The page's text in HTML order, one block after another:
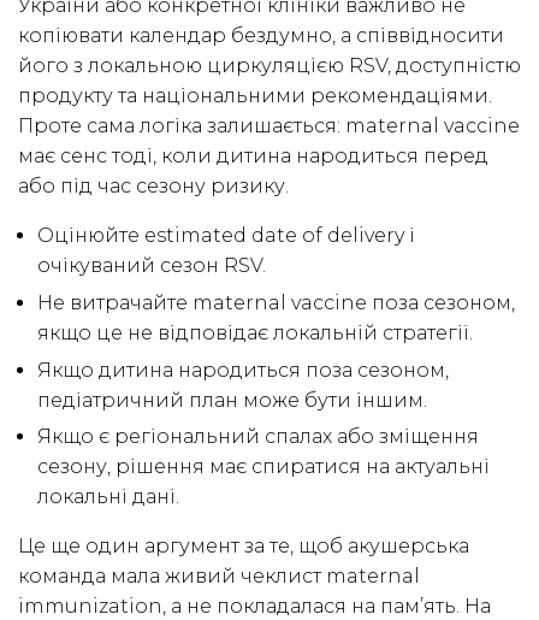
України або конкретної клініки важливо не
копіювати календар бездумно, а співвідносити
його з локальною циркуляцією RSV, доступністю
продукту та національними рекомендаціями.
Проте сама логіка залишається: maternal vaccine
має сенс тоді, коли дитина народиться перед
або під час сезону ризику.
Оцінюйте estimated date of delivery і
очікуваний сезон RSV.
Не витрачайте maternal vaccine поза сезоном,
якщо це не відповідає локальній стратегії.
Якщо дитина народиться поза сезоном,
педіатричний план може бути іншим.
Якщо є регіональний спалах або зміщення
сезону, рішення має спиратися на актуальні
локальні дані.
Це ще один аргумент за те, щоб акушерська
команда мала живий чеклист maternal
immunization, а не покладалася на пам’ять. На